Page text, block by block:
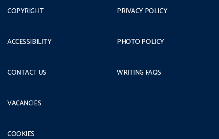
COPYRIGHT
ACCESSIBILITY
CONTACT US
PRIVACY POLICY
PHOTO POLICY
WRITING FAQS
VACANCIES
COOKIES